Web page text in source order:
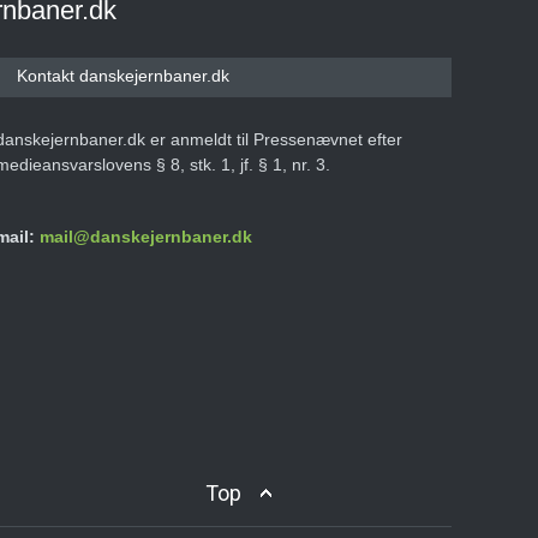
Kontakt danskejernbaner.dk
er anmeldt til Pressenævnet efter
§ 8, stk. 1, jf. § 1, nr. 3.
mail@danskejernbaner.dk
Top